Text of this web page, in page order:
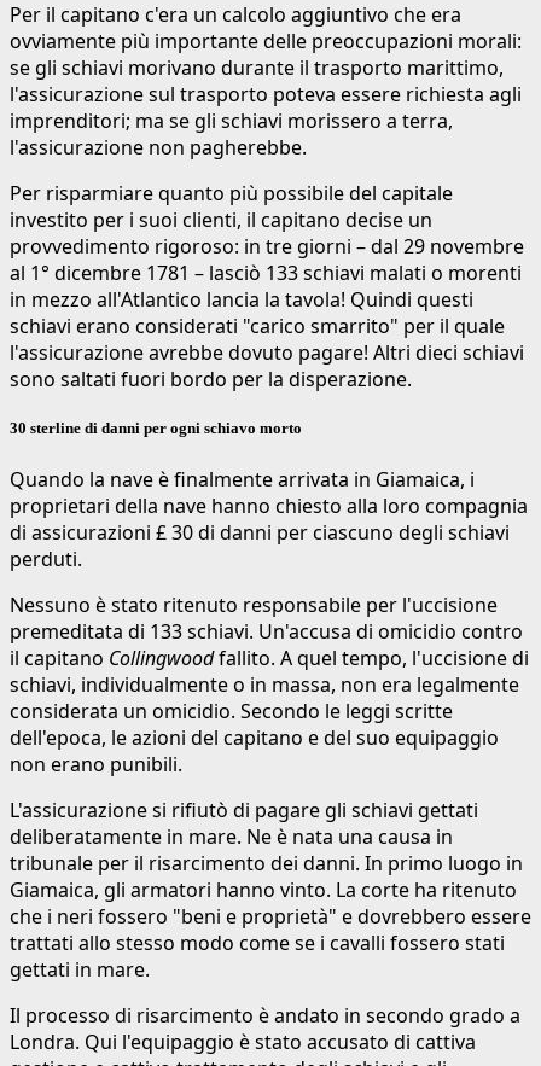
Per il capitano c'era un calcolo aggiuntivo che era
ovviamente più importante delle preoccupazioni morali:
se gli schiavi morivano durante il trasporto marittimo,
l'assicurazione sul trasporto poteva essere richiesta agli
imprenditori; ma se gli schiavi morissero a terra,
l'assicurazione non pagherebbe.
Per risparmiare quanto più possibile del capitale
investito per i suoi clienti, il capitano decise un
provvedimento rigoroso: in tre giorni – dal 29 novembre
al 1° dicembre 1781 – lasciò 133 schiavi malati o morenti
in mezzo all'Atlantico lancia la tavola! Quindi questi
schiavi erano considerati "carico smarrito" per il quale
l'assicurazione avrebbe dovuto pagare! Altri dieci schiavi
sono saltati fuori bordo per la disperazione.
30 sterline di danni per ogni schiavo morto
Quando la nave è finalmente arrivata in Giamaica, i
proprietari della nave hanno chiesto alla loro compagnia
di assicurazioni £ 30 di danni per ciascuno degli schiavi
perduti.
Nessuno è stato ritenuto responsabile per l'uccisione
premeditata di 133 schiavi. Un'accusa di omicidio contro
il capitano Collingwoodfallito. A quel tempo, l'uccisione di
schiavi, individualmente o in massa, non era legalmente
considerata un omicidio. Secondo le leggi scritte
dell'epoca, le azioni del capitano e del suo equipaggio
non erano punibili.
L'assicurazione si rifiutò di pagare gli schiavi gettati
deliberatamente in mare. Ne è nata una causa in
tribunale per il risarcimento dei danni. In primo luogo in
Giamaica, gli armatori hanno vinto. La corte ha ritenuto
che i neri fossero "beni e proprietà" e dovrebbero essere
trattati allo stesso modo come se i cavalli fossero stati
gettati in mare.
Il processo di risarcimento è andato in secondo grado a
Londra. Qui l'equipaggio è stato accusato di cattiva